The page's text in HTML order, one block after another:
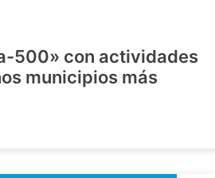
500» con actividades
municipios más